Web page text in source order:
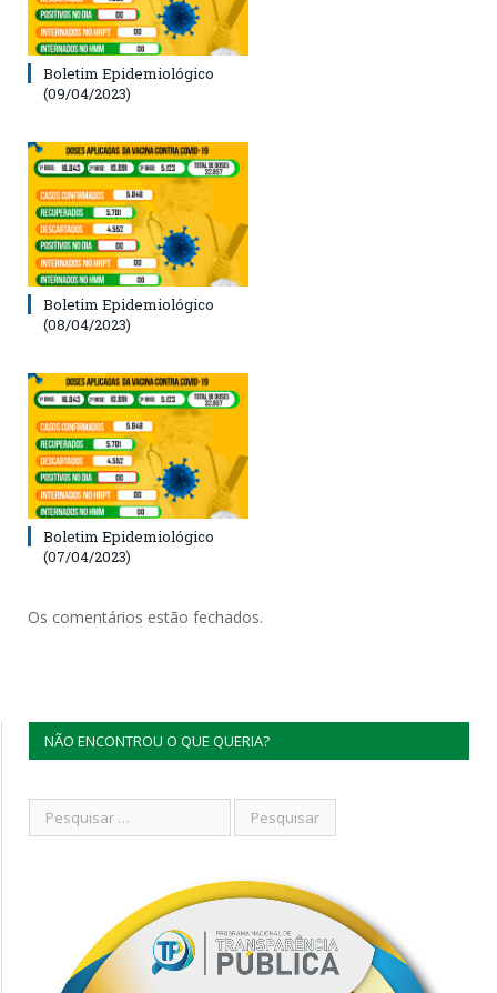
Boletim Epidemiológico
(09/04/2023)
Boletim Epidemiológico
(08/04/2023)
Boletim Epidemiológico
(07/04/2023)
Os comentários estão fechados.
NÃO ENCONTROU O QUE QUERIA?